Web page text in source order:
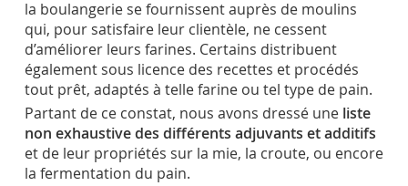
la boulangerie se fournissent auprès de moulins
qui, pour satisfaire leur clientèle, ne cessent
d’améliorer leurs farines. Certains distribuent
également sous licence des recettes et procédés
tout prêt, adaptés à telle farine ou tel type de pain.
Partant de ce constat, nous avons dressé une liste
non exhaustive des différents adjuvants et additifs
et de leur propriétés sur la mie, la croute, ou encore
la fermentation du pain.